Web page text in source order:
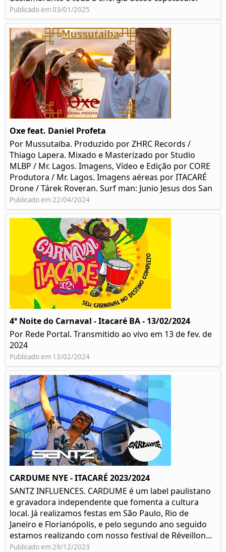
Publicado em 03/01/2025
Oxe feat. Daniel Profeta
Por Mussutaiba. Produzido por ZHRC Records /
Thiago Lapera. Mixado e Masterizado por Studio
MLBP / Mr. Lagos. Imagens, Vídeo e Edição por CORE
Produtora / Mr. Lagos. Imagens aéreas por ITACARÉ
Drone / Tárek Roveran. Surf man: Junio Jesus dos San
Publicado em 22/04/2024
4ª Noite do Carnaval - Itacaré BA - 13/02/2024
Por Rede Portal. Transmitido ao vivo em 13 de fev. de
2024
Publicado em 13/02/2024
CARDUME NYE - ITACARÉ 2023/2024
SANTZ INFLUENCES. CARDUME é um label paulistano
e gravadora independente que fomenta a cultura
local. Já realizamos festas em São Paulo, Rio de
Janeiro e Florianópolis, e pelo segundo ano seguido
estamos realizando com nosso festival de Réveillon...
Publicado em 29/12/2023